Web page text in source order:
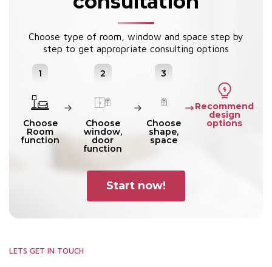
Choose type of room, window and space step by
step to get appropriate consulting options
1
Choose
Room
function
2
Choose
window,
door
function
3
Choose
shape,
space
Recommend
design
options
Start now!
LETS GET IN TOUCH